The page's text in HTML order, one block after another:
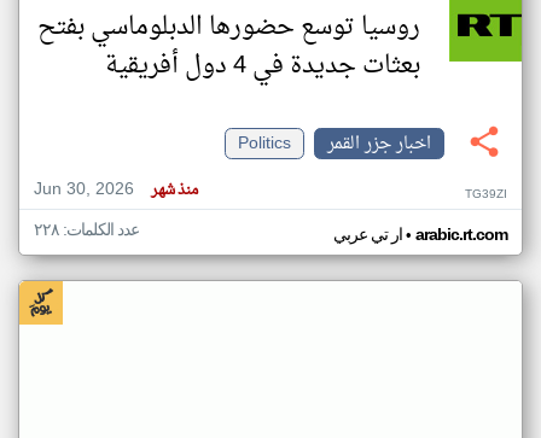
روسيا توسع حضورها الدبلوماسي بفتح
بعثات جديدة في 4 دول أفريقية
اخبار جزر القمر
Politics
Jun 30, 2026
منذ شهر TG39ZI
ار تي عربي• arabic.rt.com عدد الكلمات: ٢٢٨